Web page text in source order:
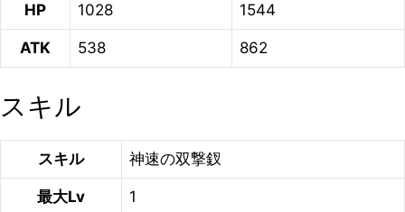
HP 1028 1544
ATK 538 862
スキル
スキル 神速の双撃釵
最大Lv 1